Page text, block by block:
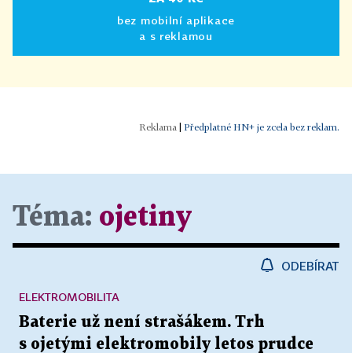
bez mobilní aplikace
a s reklamou
| Předplatné HN+ je zcela bez reklam.
Téma: ojetiny
ODEBÍRAT
Baterie už není strašákem. Trh
s ojetými elektromobily letos prudce
ELEKTROMOBILITA